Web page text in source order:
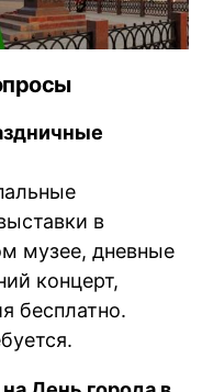
в
музее, дневные
концерт,
бесплатно.